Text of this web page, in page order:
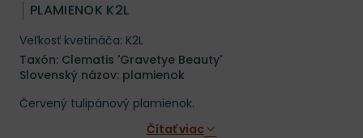
PLAMIENOK K2L
Veľkosť kvetináča: K2L
Taxón: Clematis 'Gravetye Beauty'
Slovenský názov: plamienok
Červený tulipánový plamienok.
Čítať viac